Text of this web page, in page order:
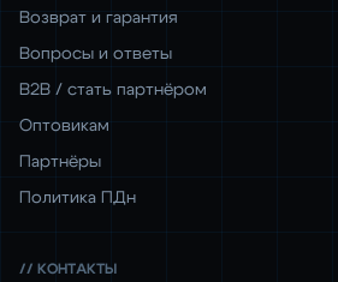
Возврат и гарантия
Вопросы и ответы
B2B / стать партнёром
Оптовикам
Партнёры
Политика ПДн
// КОНТАКТЫ